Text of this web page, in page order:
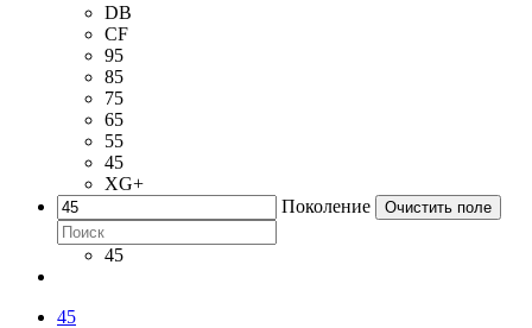
DB
CF
95
85
75
65
55
45
XG+
Поколение
Очистить поле
45
45